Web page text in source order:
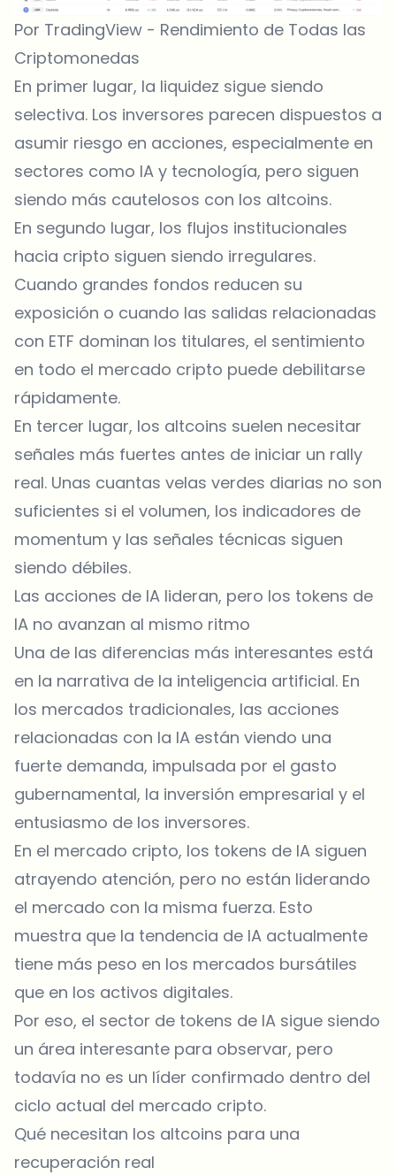
Por TradingView - Rendimiento de Todas las
Criptomonedas
En primer lugar, la liquidez sigue siendo
selectiva. Los inversores parecen dispuestos a
asumir riesgo en acciones, especialmente en
sectores como IA y tecnología, pero siguen
siendo más cautelosos con los altcoins.
En segundo lugar, los flujos institucionales
hacia cripto siguen siendo irregulares.
Cuando grandes fondos reducen su
exposición o cuando las salidas relacionadas
con ETF dominan los titulares, el sentimiento
en todo el mercado cripto puede debilitarse
rápidamente.
En tercer lugar, los altcoins suelen necesitar
señales más fuertes antes de iniciar un rally
real. Unas cuantas velas verdes diarias no son
suficientes si el volumen, los indicadores de
momentum y las señales técnicas siguen
siendo débiles.
Las acciones de IA lideran, pero los tokens de
IA no avanzan al mismo ritmo
Una de las diferencias más interesantes está
en la narrativa de la inteligencia artificial. En
los mercados tradicionales, las acciones
relacionadas con la IA están viendo una
fuerte demanda, impulsada por el gasto
gubernamental, la inversión empresarial y el
entusiasmo de los inversores.
En el mercado cripto, los tokens de IA siguen
atrayendo atención, pero no están liderando
el mercado con la misma fuerza. Esto
muestra que la tendencia de IA actualmente
tiene más peso en los mercados bursátiles
que en los activos digitales.
Por eso, el sector de tokens de IA sigue siendo
un área interesante para observar, pero
todavía no es un líder confirmado dentro del
ciclo actual del mercado cripto.
Qué necesitan los altcoins para una
recuperación real